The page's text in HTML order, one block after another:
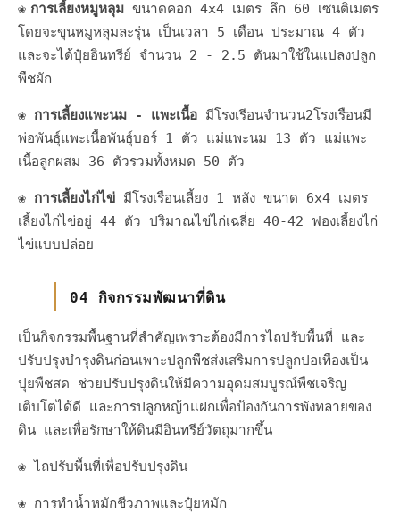
❀ การเลี้ยงหมูหลุม ขนาดคอก 4x4 เมตร ลึก 60 เซนติเมตร
โดยจะขุนหมูหลุมละรุ่น เป็นเวลา 5 เดือน ประมาณ 4 ตัว
และจะได้ปุ๋ยอินทรีย์ จำนวน 2 - 2.5 ตันมาใช้ในแปลงปลูก
พืชผัก
❀ การเลี้ยงแพะนม - แพะเนื้อ มีโรงเรีอนจำนวน2โรงเรือนมี
พ่อพันธุ์แพะเนื้อพันธุ์บอร์ 1 ตัว แม่แพะนม 13 ตัว แม่แพะ
เนื้อลูกผสม 36 ตัวรวมทั้งหมด 50 ตัว
❀ การเลี้ยงไก่ไข่ มีโรงเรือนเลี้ยง 1 หลัง ขนาด 6x4 เมตร
เลี้ยงไก่ไข่อยู่ 44 ตัว ปริมาณไข่ไก่เฉลี่ย 40-42 ฟองเลี้ยงไก่
ไข่แบบปล่อย
04 กิจกรรมพัฒนาที่ดิน
เป็นกิจกรรมพื้นฐานที่สำคัญเพราะต้องมีการไถปรับพื้นที่ และ
ปรับปรุงบำรุงดินก่อนเพาะปลูกพืชส่งเสริมการปลูกปอเทืองเป็น
ปุยพืชสด ช่วยปรับปรุงดินให้มีความอุดมสมบูรณ์พืชเจริญ
เติบโตได้ดี และการปลูกหญ้าแฝกเพื่อป้องกันการพังทลายของ
ดิน และเพื่อรักษาให้ดินมีอินทรีย์วัตถุมากขึ้น
❀ ไถปรับพื้นที่เพื่อปรับปรุงดิน
❀ การทำน้ำหมักชีวภาพและปุ๋ยหมัก